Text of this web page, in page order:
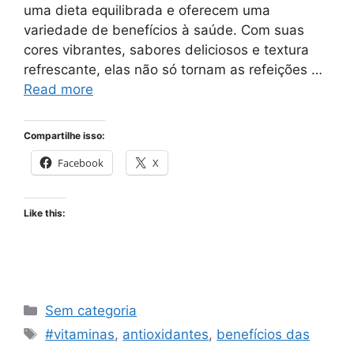
uma dieta equilibrada e oferecem uma
variedade de benefícios à saúde. Com suas
cores vibrantes, sabores deliciosos e textura
refrescante, elas não só tornam as refeições …
Read more
Compartilhe isso:
Facebook X
Like this:
Categories
Sem categoria
Tags
#vitaminas, antioxidantes, benefícios das